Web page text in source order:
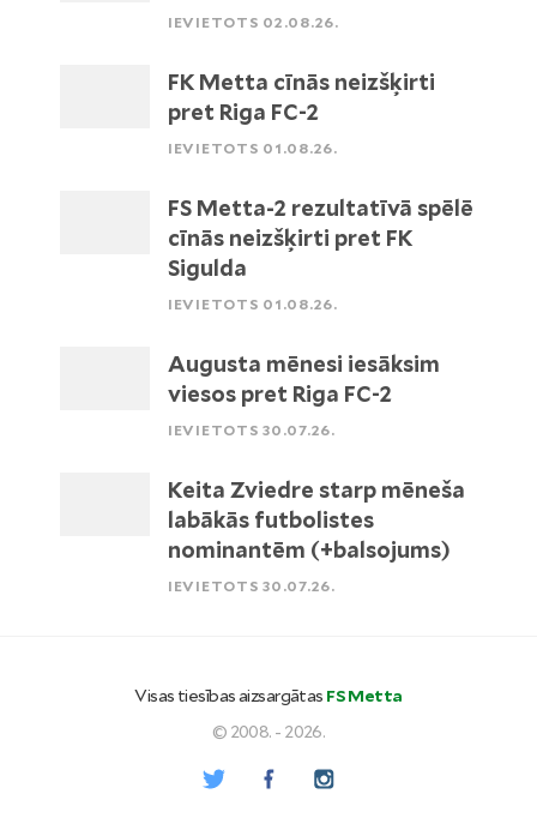
IEVIETOTS 02.08.26.
FK Metta cīnās neizšķirti
pret Riga FC-2
IEVIETOTS 01.08.26.
FS Metta-2 rezultatīvā spēlē
cīnās neizšķirti pret FK
Sigulda
IEVIETOTS 01.08.26.
Augusta mēnesi iesāksim
viesos pret Riga FC-2
IEVIETOTS 30.07.26.
Keita Zviedre starp mēneša
labākās futbolistes
nominantēm (+balsojums)
IEVIETOTS 30.07.26.
Visas tiesības aizsargātas FS Metta
© 2008. - 2026.